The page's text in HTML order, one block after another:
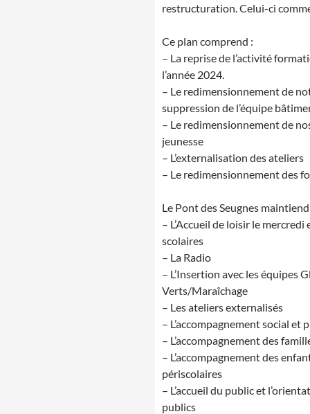
restructuration. Celui-ci
Ce plan comprend :
– La reprise de l’activité
l’année 2024.
– Le redimensionnement de
suppression de l’équipe
– Le redimensionnement de
jeunesse
– L’externalisation des ateliers
– Le redimensionnement des
Le Pont des Seugnes
– L’Accueil de loisir le
scolaires
– La Radio
– L’Insertion avec les équipes
Verts/Maraîchage
– Les ateliers externalisés
– L’accompagnement social et
– L’accompagnement des
– L’accompagnement des
périscolaires
– L’accueil du public et
publics